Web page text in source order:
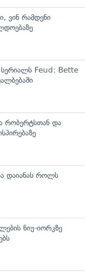
ვინ რამდენი
Feud: Bette
რობერტსთან და
დაიანას როლს
ნიუ-იორკზე